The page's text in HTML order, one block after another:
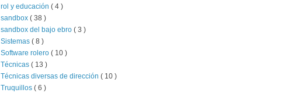
rol y educación ( 4 )
sandbox ( 38 )
sandbox del bajo ebro ( 3 )
Sistemas ( 8 )
Software rolero ( 10 )
Técnicas ( 13 )
Técnicas diversas de dirección ( 10 )
Truquillos ( 6 )